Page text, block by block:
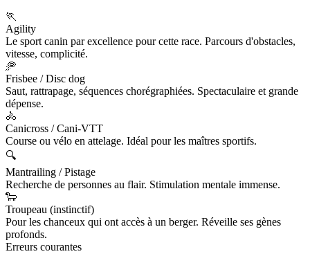
🏃
Agility
Le sport canin par excellence pour cette race. Parcours d'obstacles,
vitesse, complicité.
🥏
Frisbee / Disc dog
Saut, rattrapage, séquences chorégraphiées. Spectaculaire et grande
dépense.
🚴
Canicross / Cani-VTT
Course ou vélo en attelage. Idéal pour les maîtres sportifs.
🔍
Mantrailing / Pistage
Recherche de personnes au flair. Stimulation mentale immense.
🐑
Troupeau (instinctif)
Pour les chanceux qui ont accès à un berger. Réveille ses gènes
profonds.
Erreurs courantes